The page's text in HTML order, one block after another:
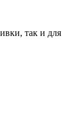
так и для